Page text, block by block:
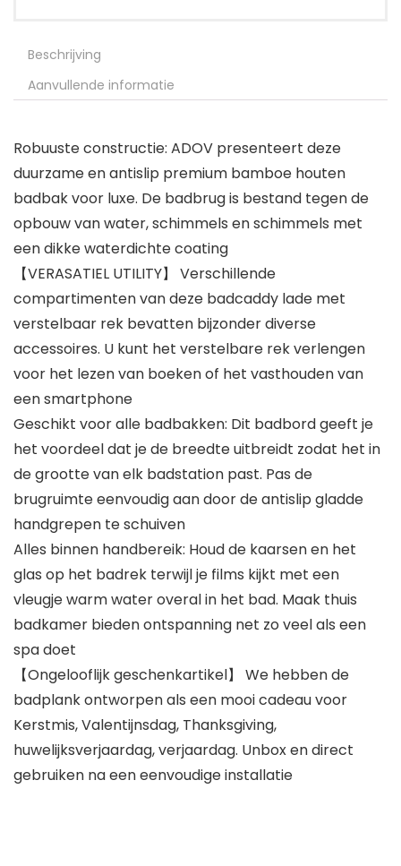
Beschrijving
Aanvullende informatie
Robuuste constructie: ADOV presenteert deze
duurzame en antislip premium bamboe houten
badbak voor luxe. De badbrug is bestand tegen de
opbouw van water, schimmels en schimmels met
een dikke waterdichte coating
【VERASATIEL UTILITY】 Verschillende
compartimenten van deze badcaddy lade met
verstelbaar rek bevatten bijzonder diverse
accessoires. U kunt het verstelbare rek verlengen
voor het lezen van boeken of het vasthouden van
een smartphone
Geschikt voor alle badbakken: Dit badbord geeft je
het voordeel dat je de breedte uitbreidt zodat het in
de grootte van elk badstation past. Pas de
brugruimte eenvoudig aan door de antislip gladde
handgrepen te schuiven
Alles binnen handbereik: Houd de kaarsen en het
glas op het badrek terwijl je films kijkt met een
vleugje warm water overal in het bad. Maak thuis
badkamer bieden ontspanning net zo veel als een
spa doet
【Ongelooflijk geschenkartikel】 We hebben de
badplank ontworpen als een mooi cadeau voor
Kerstmis, Valentijnsdag, Thanksgiving,
huwelijksverjaardag, verjaardag. Unbox en direct
gebruiken na een eenvoudige installatie